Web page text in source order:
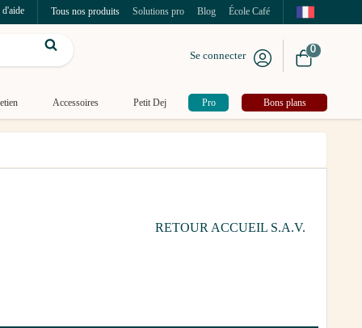
Tous nos produits Solutions pro Blog École Café
Se connecter 0
Accessoires Petit Dej Pro Bons plans
RETOUR ACCUEIL S.A.V.